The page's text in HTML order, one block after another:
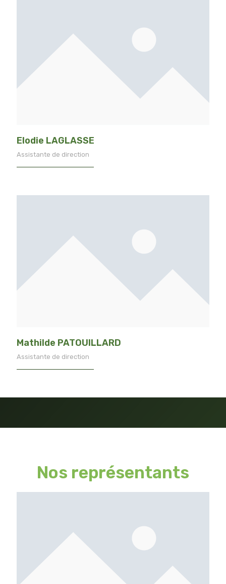
Elodie LAGLASSE
Assistante de direction
Mathilde PATOUILLARD
Assistante de direction
Nos représentants